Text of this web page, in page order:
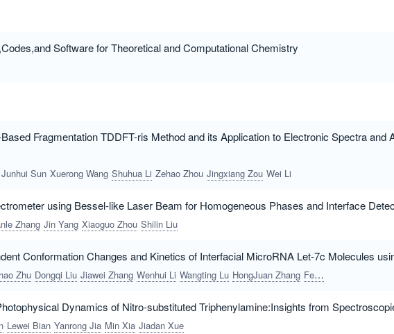
Software for Theoretical and Computational Chemistry
Fragmentation TDDFT-ris Method and its Application to Electronic Spectra and
Junhui Sun Xuerong Wang Shuhua Li Zehao Zhou Jingxiang Zou Wei Li
using Bessel-like Laser Beam for Homogeneous Phases and Interface
Zhang Jin Yang Xiaoguo Zhou Shilin Liu
Conformation Changes and Kinetics of Interfacial MicroRNA Let-7c Molecules
Zhu Dongqi Liu Jiawei Zhang Wenhui Li Wangting Lu HongJuan Zhang Feng Wei
Dynamics of Nitro-substituted Triphenylamine:Insights from
Lewei Bian Yanrong Jia Min Xia Jiadan Xue